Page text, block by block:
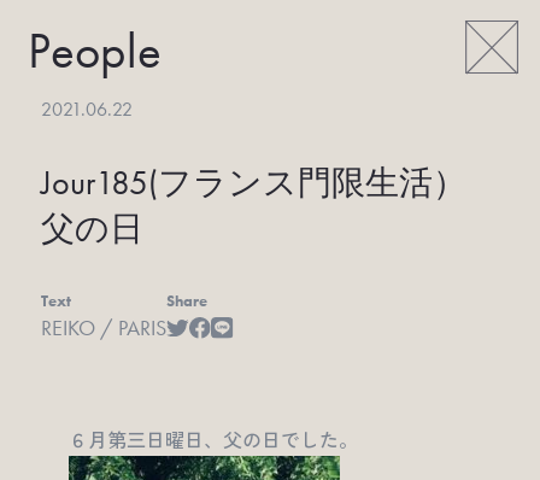
People
2021.06.22
Jour185(フランス門限生活）
父の日
Text
REIKO / PARIS
Share
６月第三日曜日、父の日でした。